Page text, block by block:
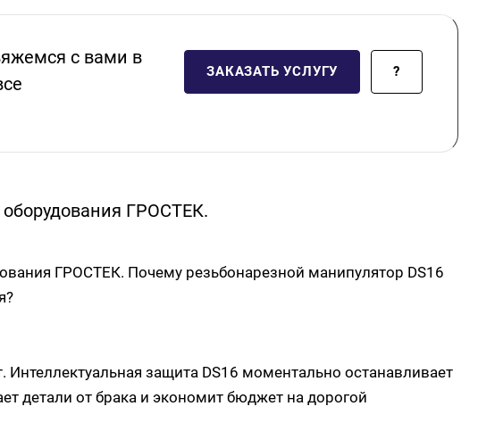
с вами в
ЗАКАЗАТЬ УСЛУГУ ?
ГРОСТЕК.
ГРОСТЕК. Почему резьбонарезной манипулятор DS16
Интеллектуальная защита DS16 моментально останавливает
детали от брака и экономит бюджет на дорогой